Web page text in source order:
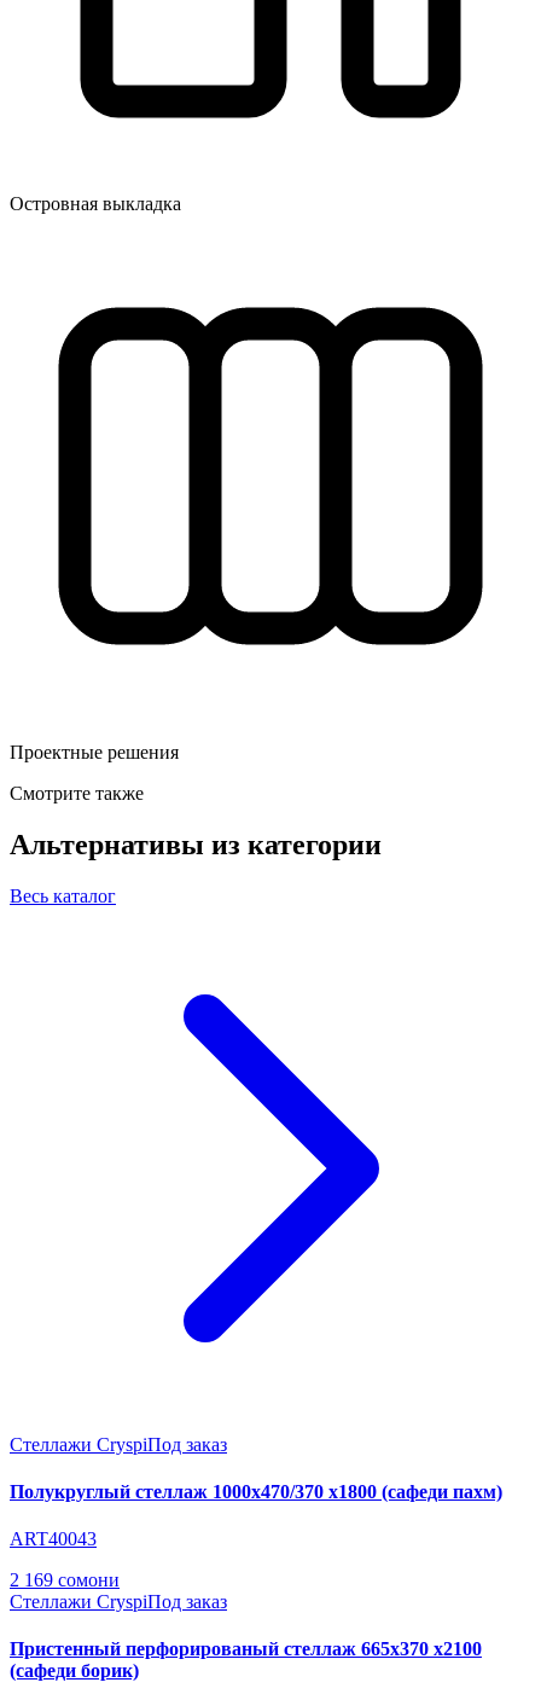
Островная выкладка
Проектные решения
Смотрите также
Альтернативы из категории
Весь каталог
Стеллажи CryspiПод заказ
Полукруглый стеллаж 1000х470/370 х1800 (сафеди пахм)
ART40043
2 169 сомони
Стеллажи CryspiПод заказ
Пристенный перфорированый стеллаж 665х370 х2100
(сафеди борик)